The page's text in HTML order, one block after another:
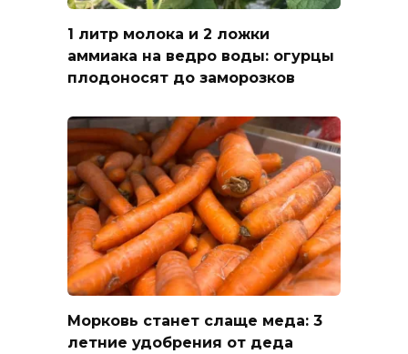
1 литр молока и 2 ложки
аммиака на ведро воды: огурцы
плодоносят до заморозков
Морковь станет слаще меда: 3
летние удобрения от деда